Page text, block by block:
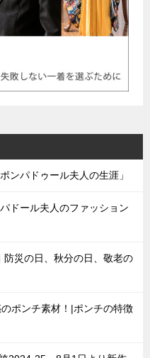
ンパドゥール夫人の生涯」
ドール夫人のファッション
災の日、秋分の日、敬老の
ポンチ素材！|ポンチの特徴